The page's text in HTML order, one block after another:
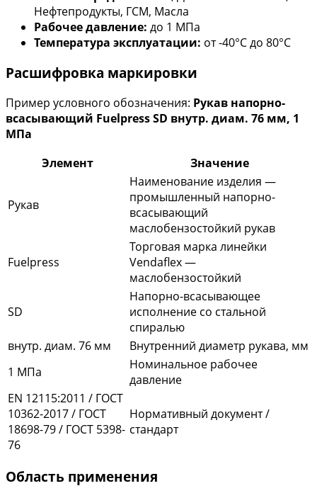
Нефтепродукты, ГСМ, Масла
Рабочее давление: до 1 МПа
Температура эксплуатации: от -40°С до 80°С
Расшифровка маркировки
Пример условного обозначения: Рукав напорно-
всасывающий Fuelpress SD внутр. диам. 76 мм, 1
МПа
Элемент
Значение
Рукав
Наименование изделия —
промышленный напорно-
всасывающий
маслобензостойкий рукав
Fuelpress
Торговая марка линейки
Vendaflex —
маслобензостойкий
SD
Напорно-всасывающее
исполнение со стальной
спиралью
внутр. диам. 76 мм
Внутренний диаметр рукава, мм
1 МПа
Номинальное рабочее
давление
EN 12115:2011 / ГОСТ
10362-2017 / ГОСТ
18698-79 / ГОСТ 5398-
76
Нормативный документ /
стандарт
Область применения